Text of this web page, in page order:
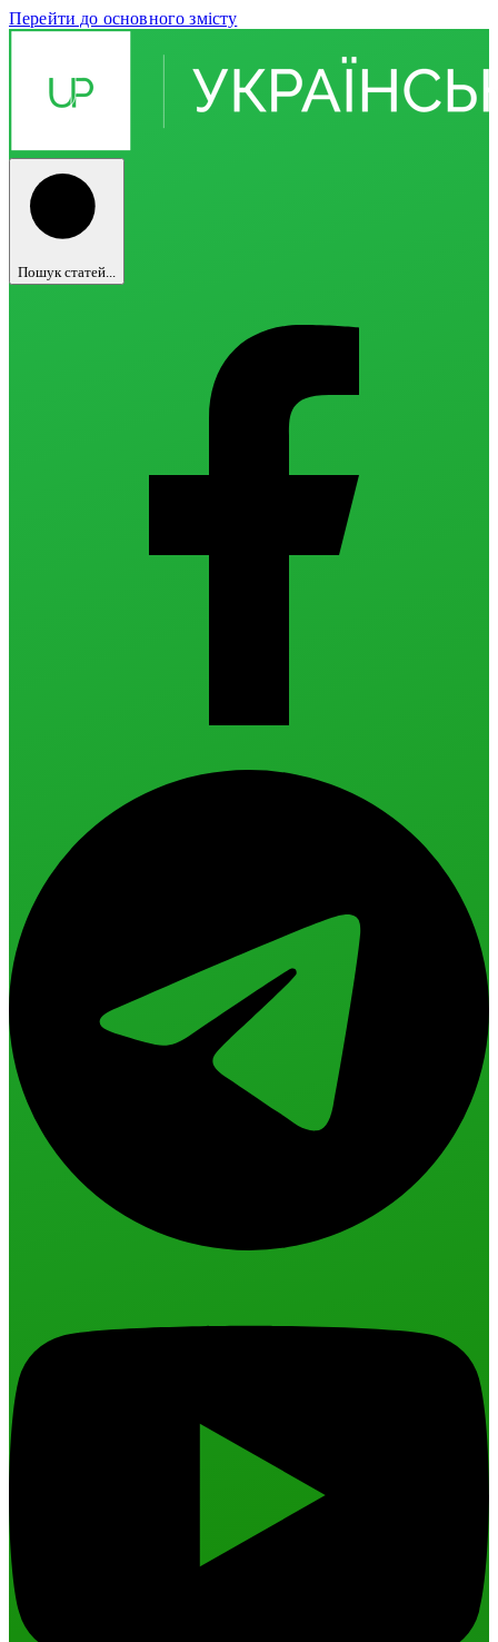
Перейти до основного змісту
Пошук статей...